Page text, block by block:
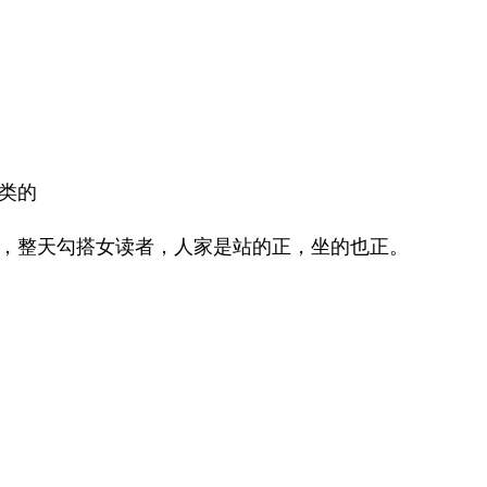
的
天勾搭女读者，人家是站的正，坐的也正。